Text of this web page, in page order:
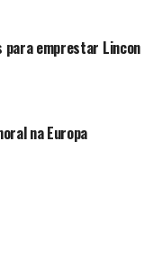
para emprestar Lincon
na Europa